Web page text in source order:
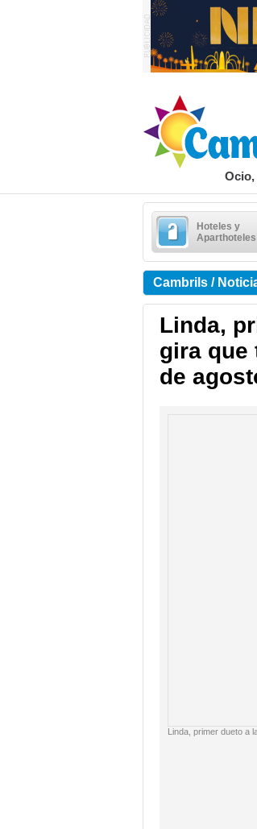
Hoteles y
Aparthoteles
Cambrils /
Linda,
gira que
de
Linda, primer dueto a